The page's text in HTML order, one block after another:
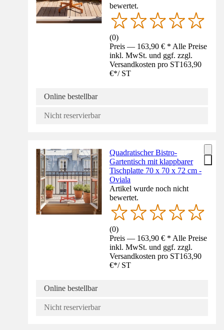
bewertet.
(0)
Preis — 163,90 € * Alle Preise
inkl. MwSt. und ggf. zzgl.
Versandkosten pro ST163,90
€*/ ST
Online bestellbar
Nicht reservierbar
Quadratischer Bistro-
Gartentisch mit klappbarer
Tischplatte 70 x 70 x 72 cm -
Oviala
Artikel wurde noch nicht
bewertet.
(0)
Preis — 163,90 € * Alle Preise
inkl. MwSt. und ggf. zzgl.
Versandkosten pro ST163,90
€*/ ST
Online bestellbar
Nicht reservierbar